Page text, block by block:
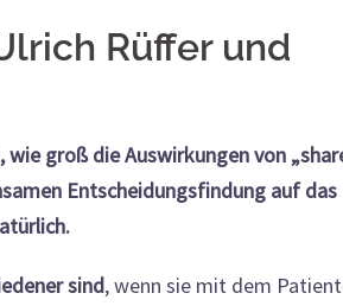
Rüffer und
groß die Auswirkungen von
Entscheidungsfindung auf das
sind, wenn sie mit dem